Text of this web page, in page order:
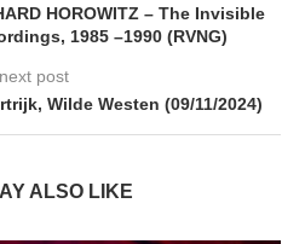
HOROWITZ – The Invisible
1985 –1990 (RVNG)
next post
Wilde Westen (09/11/2024)
ALSO LIKE